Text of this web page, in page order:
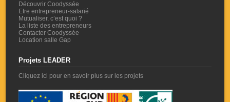
Découvrir Coodyssée
Etre entrepreneur-salarié
Mutualiser, c’est quoi ?
La liste des entrepreneurs
Contacter Coodyssée
Location salle Gap
Projets LEADER
Cliquez ici pour en savoir plus sur les projets